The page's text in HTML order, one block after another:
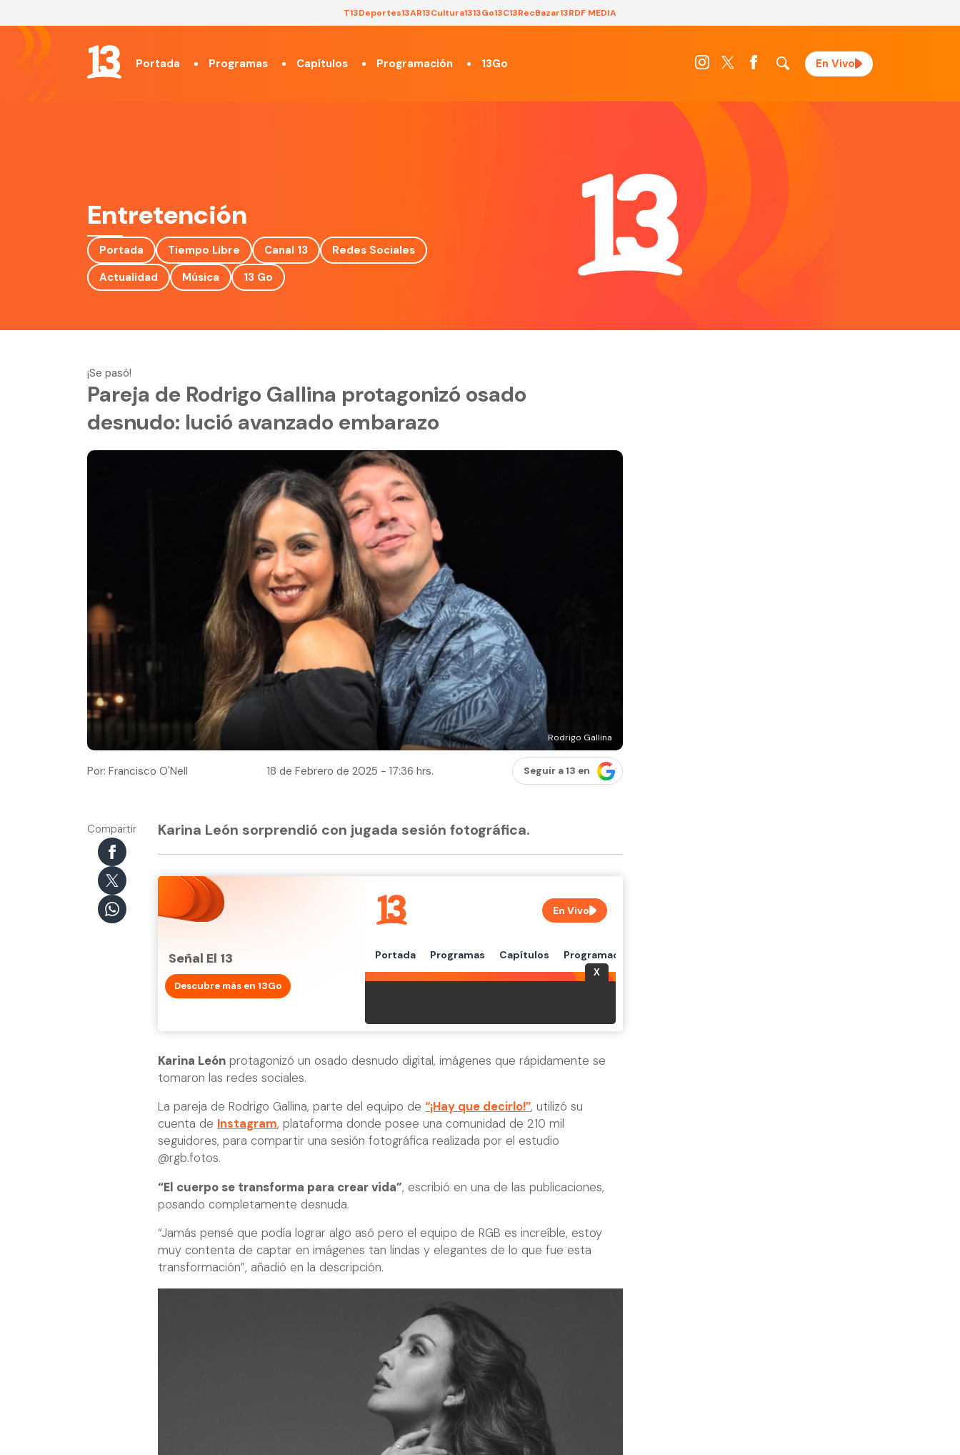
T13Deportes13AR13Cultura1313Go13C13RecBazar13RDF MEDIA
Portada Programas Capítulos Programación 13Go En Vivo
Entretención
Portada Tiempo Libre Canal 13
Redes Sociales
Actualidad
Música 13 Go
¡Se pasó!
Pareja de Rodrigo Gallina protagonizó osado
desnudo: lució avanzado embarazo
Rodrigo Gallina
Por: Francisco O'Nell 18 de Febrero de 2025 - 17:36 hrs. Seguir a 13 en
Compartir Karina León sorprendió con jugada sesión fotográfica.
Señal El 13
Descubre más en 13Go
Karina León protagonizó un osado desnudo digital, imágenes que rápidamente se
tomaron las redes sociales.
La pareja de Rodrigo Gallina, parte del equipo de “¡Hay que decirlo!”, utilizó su
cuenta de Instagram, plataforma donde posee una comunidad de 210 mil
seguidores, para compartir una sesión fotográfica realizada por el estudio
@rgb.fotos.
“El cuerpo se transforma para crear vida”, escribió en una de las publicaciones,
posando completamente desnuda.
“Jamás pensé que podía lograr algo asó pero el equipo de RGB es increíble, estoy
muy contenta de captar en imágenes tan lindas y elegantes de lo que fue esta
transformación”, añadió en la descripción.